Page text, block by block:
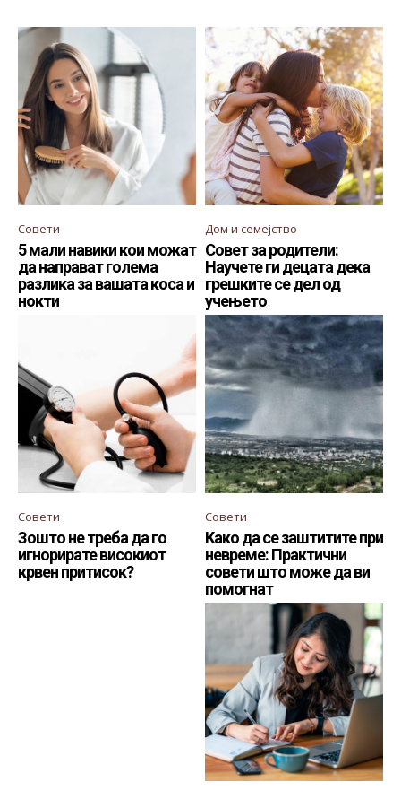
Совети
5 мали навики кои можат
да направат голема
разлика за вашата коса и
нокти
Дом и семејство
Совет за родители:
Научете ги децата дека
грешките се дел од
учењето
Совети
Зошто не треба да го
игнорирате високиот
крвен притисок?
Совети
Како да се заштитите при
невреме: Практични
совети што може да ви
помогнат